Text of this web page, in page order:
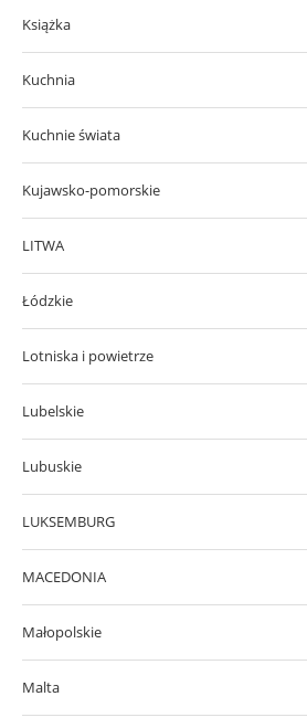
Książka
Kuchnia
Kuchnie świata
Kujawsko-pomorskie
LITWA
Łódzkie
Lotniska i powietrze
Lubelskie
Lubuskie
LUKSEMBURG
MACEDONIA
Małopolskie
Malta